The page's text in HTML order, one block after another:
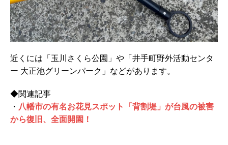
近くには「玉川さくら公園」や「井手町野外活動センタ
ー 大正池グリーンパーク」などがあります。
◆関連記事
・ 八幡市の有名お花見スポット「背割堤」が台風の被害
から復旧、全面開園！